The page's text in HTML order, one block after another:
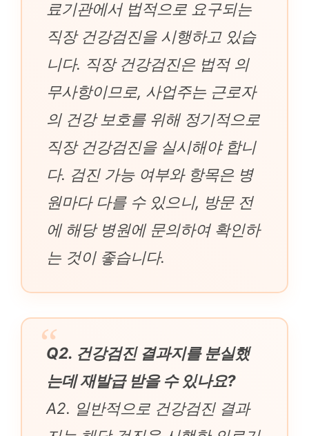
료기관에서 법적으로 요구되는
직장 건강검진을 시행하고 있습
니다. 직장 건강검진은 법적 의
무사항이므로, 사업주는 근로자
의 건강 보호를 위해 정기적으로
직장 건강검진을 실시해야 합니
다. 검진 가능 여부와 항목은 병
원마다 다를 수 있으니, 방문 전
에 해당 병원에 문의하여 확인하
는 것이 좋습니다.
Q2. 건강검진 결과지를 분실했
는데 재발급 받을 수 있나요?
A2. 일반적으로 건강검진 결과